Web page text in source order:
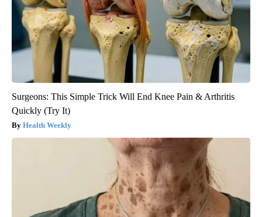
Surgeons: This Simple Trick Will End Knee Pain & Arthritis
Quickly (Try It)
Health Weekly